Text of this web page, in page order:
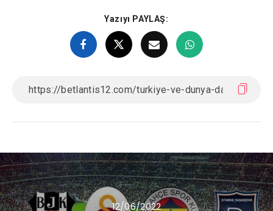
Yazıyı PAYLAŞ:
12/06/2022